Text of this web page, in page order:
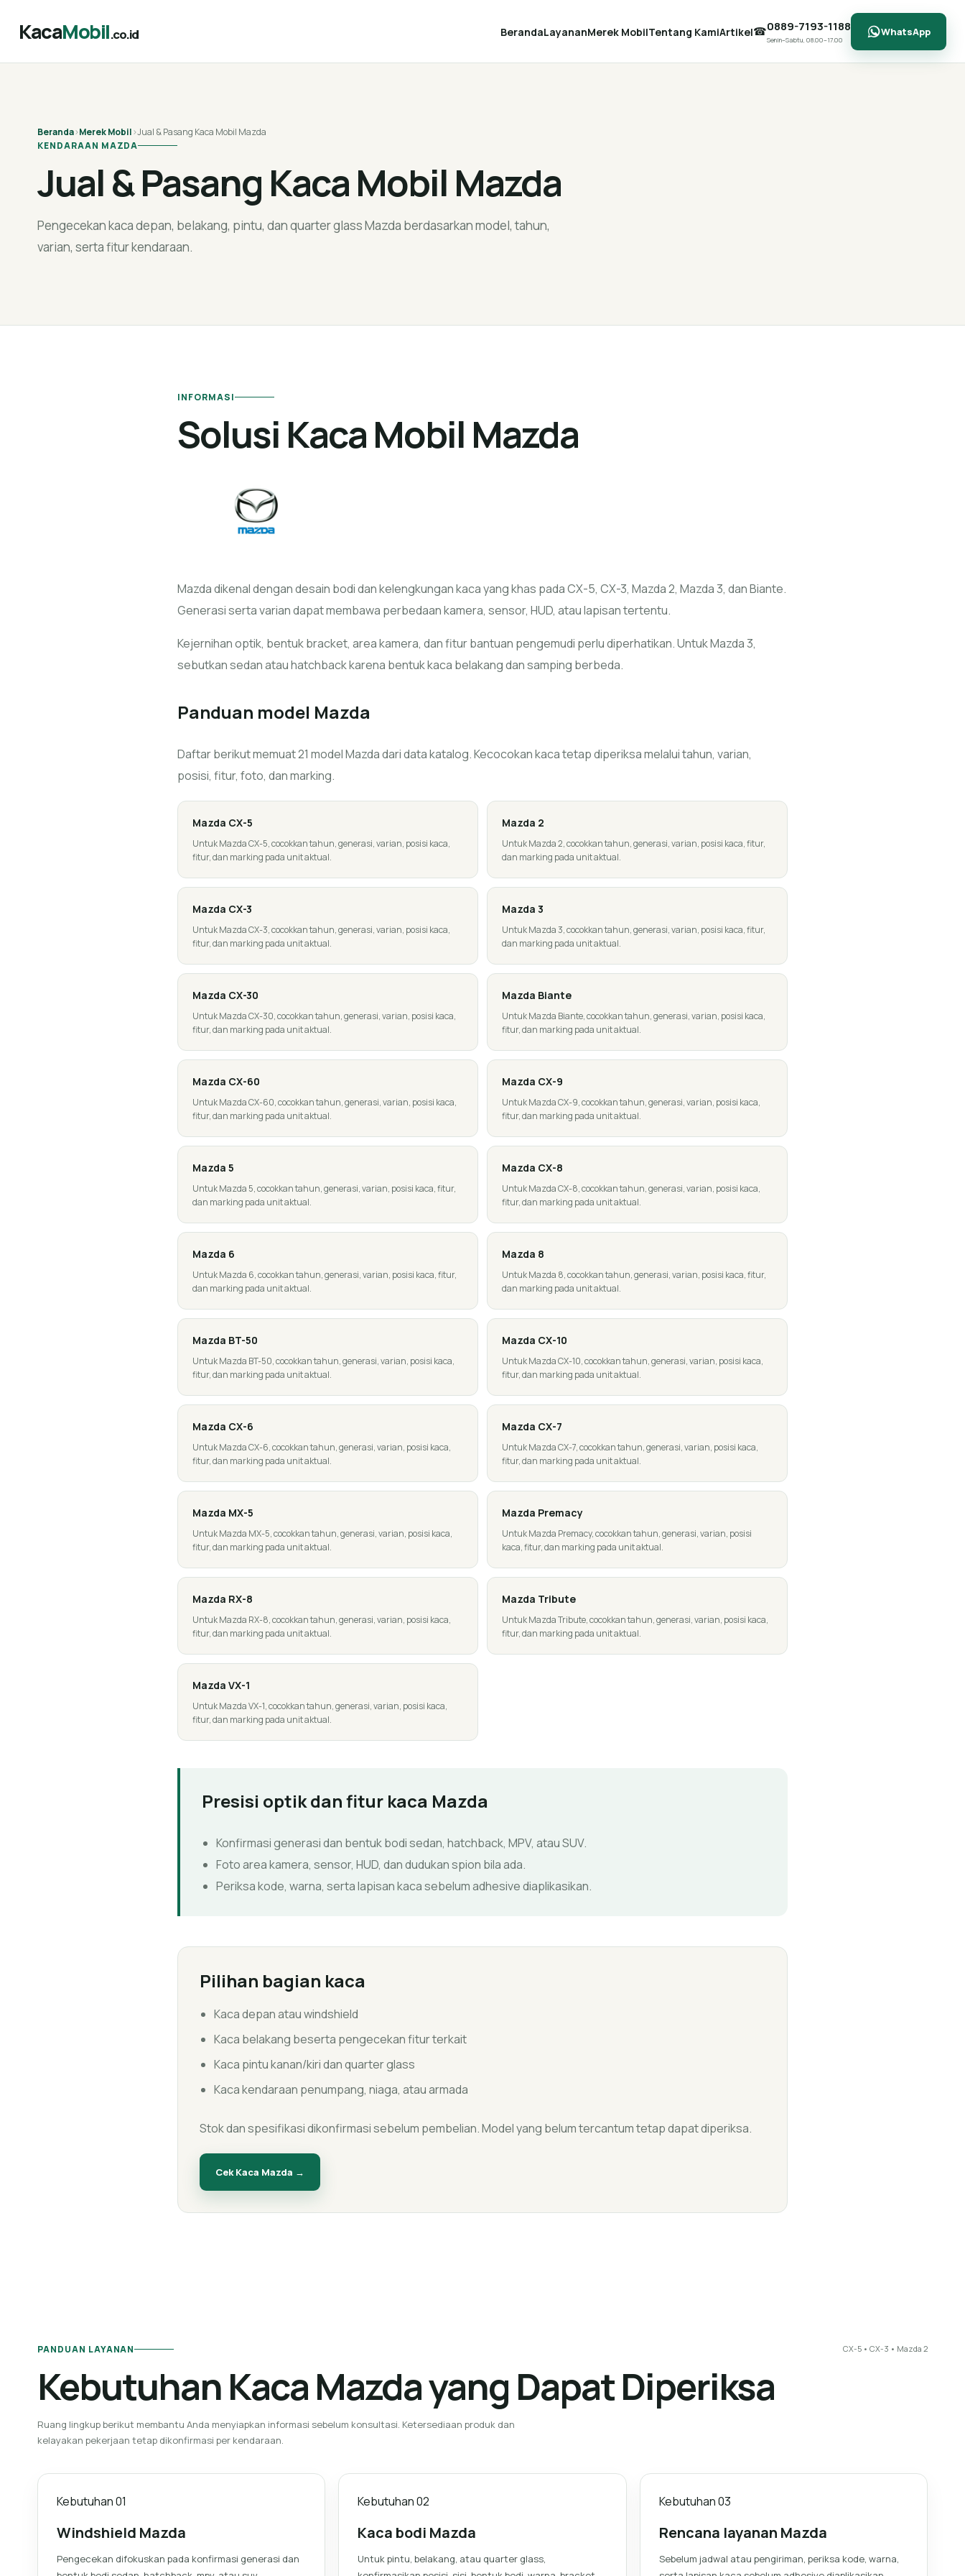
KacaMobil.co.id BerandaLayananMerek MobilTentang KamiArtikel☎0889-7193-1188
Senin–Sabtu, 08.00–17.00
WhatsApp
Beranda›Merek Mobil›Jual & Pasang Kaca Mobil Mazda
KENDARAAN MAZDA
Jual & Pasang Kaca Mobil Mazda
Pengecekan kaca depan, belakang, pintu, dan quarter glass Mazda berdasarkan model, tahun,
varian, serta fitur kendaraan.
INFORMASI
Solusi Kaca Mobil Mazda
Mazda dikenal dengan desain bodi dan kelengkungan kaca yang khas pada CX-5, CX-3, Mazda 2, Mazda 3, dan Biante.
Generasi serta varian dapat membawa perbedaan kamera, sensor, HUD, atau lapisan tertentu.
Kejernihan optik, bentuk bracket, area kamera, dan fitur bantuan pengemudi perlu diperhatikan. Untuk Mazda 3,
sebutkan sedan atau hatchback karena bentuk kaca belakang dan samping berbeda.
Panduan model Mazda
Daftar berikut memuat 21 model Mazda dari data katalog. Kecocokan kaca tetap diperiksa melalui tahun, varian,
posisi, fitur, foto, dan marking.
Mazda CX-5
Untuk Mazda CX-5, cocokkan tahun, generasi, varian, posisi kaca,
fitur, dan marking pada unit aktual.
Mazda 2
Untuk Mazda 2, cocokkan tahun, generasi, varian, posisi kaca, fitur,
dan marking pada unit aktual.
Mazda CX-3
Untuk Mazda CX-3, cocokkan tahun, generasi, varian, posisi kaca,
fitur, dan marking pada unit aktual.
Mazda 3
Untuk Mazda 3, cocokkan tahun, generasi, varian, posisi kaca, fitur,
dan marking pada unit aktual.
Mazda CX-30
Untuk Mazda CX-30, cocokkan tahun, generasi, varian, posisi kaca,
fitur, dan marking pada unit aktual.
Mazda Biante
Untuk Mazda Biante, cocokkan tahun, generasi, varian, posisi kaca,
fitur, dan marking pada unit aktual.
Mazda CX-60
Untuk Mazda CX-60, cocokkan tahun, generasi, varian, posisi kaca,
fitur, dan marking pada unit aktual.
Mazda CX-9
Untuk Mazda CX-9, cocokkan tahun, generasi, varian, posisi kaca,
fitur, dan marking pada unit aktual.
Mazda 5
Untuk Mazda 5, cocokkan tahun, generasi, varian, posisi kaca, fitur,
dan marking pada unit aktual.
Mazda CX-8
Untuk Mazda CX-8, cocokkan tahun, generasi, varian, posisi kaca,
fitur, dan marking pada unit aktual.
Mazda 6
Untuk Mazda 6, cocokkan tahun, generasi, varian, posisi kaca, fitur,
dan marking pada unit aktual.
Mazda 8
Untuk Mazda 8, cocokkan tahun, generasi, varian, posisi kaca, fitur,
dan marking pada unit aktual.
Mazda BT-50
Untuk Mazda BT-50, cocokkan tahun, generasi, varian, posisi kaca,
fitur, dan marking pada unit aktual.
Mazda CX-10
Untuk Mazda CX-10, cocokkan tahun, generasi, varian, posisi kaca,
fitur, dan marking pada unit aktual.
Mazda CX-6
Untuk Mazda CX-6, cocokkan tahun, generasi, varian, posisi kaca,
fitur, dan marking pada unit aktual.
Mazda CX-7
Untuk Mazda CX-7, cocokkan tahun, generasi, varian, posisi kaca,
fitur, dan marking pada unit aktual.
Mazda MX-5
Untuk Mazda MX-5, cocokkan tahun, generasi, varian, posisi kaca,
fitur, dan marking pada unit aktual.
Mazda Premacy
Untuk Mazda Premacy, cocokkan tahun, generasi, varian, posisi
kaca, fitur, dan marking pada unit aktual.
Mazda RX-8
Untuk Mazda RX-8, cocokkan tahun, generasi, varian, posisi kaca,
fitur, dan marking pada unit aktual.
Mazda Tribute
Untuk Mazda Tribute, cocokkan tahun, generasi, varian, posisi kaca,
fitur, dan marking pada unit aktual.
Mazda VX-1
Untuk Mazda VX-1, cocokkan tahun, generasi, varian, posisi kaca,
fitur, dan marking pada unit aktual.
Presisi optik dan fitur kaca Mazda
Konfirmasi generasi dan bentuk bodi sedan, hatchback, MPV, atau SUV.
Foto area kamera, sensor, HUD, dan dudukan spion bila ada.
Periksa kode, warna, serta lapisan kaca sebelum adhesive diaplikasikan.
Pilihan bagian kaca
Kaca depan atau windshield
Kaca belakang beserta pengecekan fitur terkait
Kaca pintu kanan/kiri dan quarter glass
Kaca kendaraan penumpang, niaga, atau armada
Stok dan spesifikasi dikonfirmasi sebelum pembelian. Model yang belum tercantum tetap dapat diperiksa.
Cek Kaca Mazda →
PANDUAN LAYANAN
Kebutuhan Kaca Mazda yang Dapat Diperiksa
Ruang lingkup berikut membantu Anda menyiapkan informasi sebelum konsultasi. Ketersediaan produk dan
kelayakan pekerjaan tetap dikonfirmasi per kendaraan.
CX-5 • CX-3 • Mazda 2
Kebutuhan01
Windshield Mazda
Pengecekan difokuskan pada konfirmasi generasi dan
Kebutuhan02
Kaca bodi Mazda
Untuk pintu, belakang, atau quarter glass,
Kebutuhan03
Rencana layanan Mazda
Sebelum jadwal atau pengiriman, periksa kode, warna,